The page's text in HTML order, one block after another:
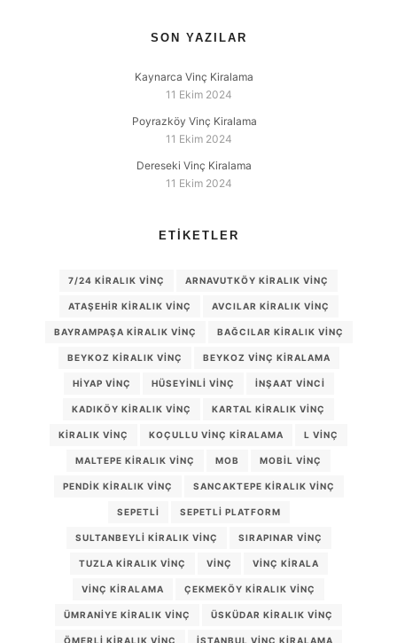
SON YAZILAR
Kaynarca Vinç Kiralama
11 Ekim 2024
Poyrazköy Vinç Kiralama
11 Ekim 2024
Dereseki Vinç Kiralama
11 Ekim 2024
ETIKETLER
7/24 KIRALIK VINÇ ARNAVUTKÖY KIRALIK VINÇ
ATAŞEHIR KIRALIK VINÇ AVCILAR KIRALIK VINÇ
BAYRAMPAŞA KIRALIK VINÇ BAĞCILAR KIRALIK VINÇ
BEYKOZ KIRALIK VINÇ BEYKOZ VINÇ KIRALAMA
HIYAP VINÇ HÜSEYINLI VINÇ INŞAAT VINCI
KADIKÖY KIRALIK VINÇ KARTAL KIRALIK VINÇ
KIRALIK VINÇ KOÇULLU VINÇ KIRALAMA L VINÇ
MALTEPE KIRALIK VINÇ MOB MOBIL VINÇ
PENDIK KIRALIK VINÇ SANCAKTEPE KIRALIK VINÇ
SEPETLI SEPETLI PLATFORM
SULTANBEYLI KIRALIK VINÇ SIRAPINAR VINÇ
TUZLA KIRALIK VINÇ VINÇ VINÇ KIRALA
VINÇ KIRALAMA ÇEKMEKÖY KIRALIK VINÇ
ÜMRANIYE KIRALIK VINÇ ÜSKÜDAR KIRALIK VINÇ
ÖMERLI KIRALIK VINÇ İSTANBUL VINÇ KIRALAMA